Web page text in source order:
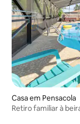
Casa em Pensacola
Retiro familiar à